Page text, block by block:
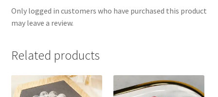
Only logged in customers who have purchased this product
may leave a review.
Related products